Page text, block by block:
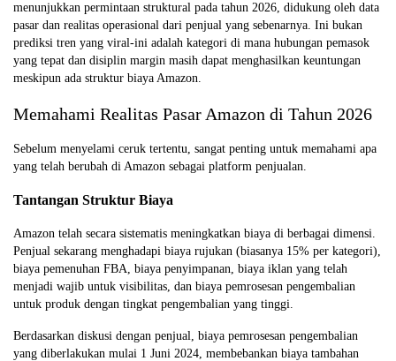
menunjukkan permintaan struktural pada tahun 2026, didukung oleh data
pasar dan realitas operasional dari penjual yang sebenarnya. Ini bukan
prediksi tren yang viral-ini adalah kategori di mana hubungan pemasok
yang tepat dan disiplin margin masih dapat menghasilkan keuntungan
meskipun ada struktur biaya Amazon.
Memahami Realitas Pasar Amazon di Tahun 2026
Sebelum menyelami ceruk tertentu, sangat penting untuk memahami apa
yang telah berubah di Amazon sebagai platform penjualan.
Tantangan Struktur Biaya
Amazon telah secara sistematis meningkatkan biaya di berbagai dimensi.
Penjual sekarang menghadapi biaya rujukan (biasanya 15% per kategori),
biaya pemenuhan FBA, biaya penyimpanan, biaya iklan yang telah
menjadi wajib untuk visibilitas, dan biaya pemrosesan pengembalian
untuk produk dengan tingkat pengembalian yang tinggi.
Berdasarkan diskusi dengan penjual, biaya pemrosesan pengembalian
yang diberlakukan mulai 1 Juni 2024, membebankan biaya tambahan